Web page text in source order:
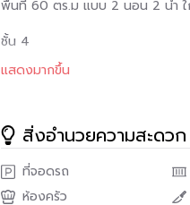
พื้นที่ 60 ตร.ม แบบ 2 นอน 2 น้ำ
ชั้น 4
ให้เช่าพร้อมเฟอร์นิเจอร์และเครื่องใช้
ใกล้โลตัส สะดวกสบาย
ใกล้ทางด่วน
แสดงมากขึ้น
สิ่งอำนวยความสะดวก
ที่จอดรถ
ห้องครัว